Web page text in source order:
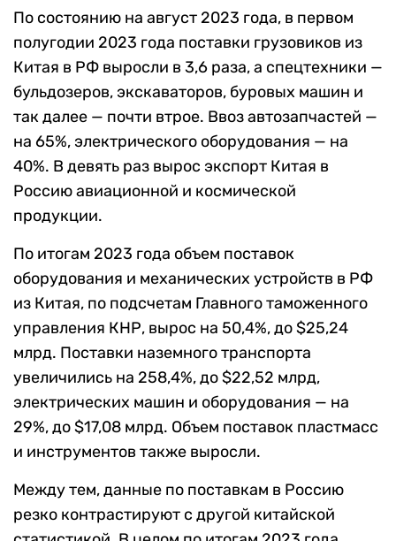
По состоянию на август 2023 года, в первом
полугодии 2023 года поставки грузовиков из
Китая в РФ выросли в 3,6 раза, а спецтехники —
бульдозеров, экскаваторов, буровых машин и
так далее — почти втрое. Ввоз автозапчастей —
на 65%, электрического оборудования — на
40%. В девять раз вырос экспорт Китая в
Россию авиационной и космической
продукции.
По итогам 2023 года объем поставок
оборудования и механических устройств в РФ
из Китая, по подсчетам Главного таможенного
управления КНР, вырос на 50,4%, до $25,24
млрд. Поставки наземного транспорта
увеличились на 258,4%, до $22,52 млрд,
электрических машин и оборудования — на
29%, до $17,08 млрд. Объем поставок пластмасс
и инструментов также выросли.
Между тем, данные по поставкам в Россию
резко контрастируют с другой китайской